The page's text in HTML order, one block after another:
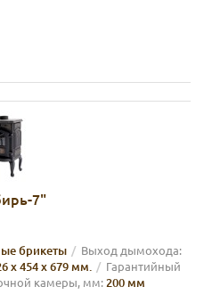
7"
брикеты Выход дымохода:
х 454 х 679 мм.
Гарантийный
камеры, мм:200 мм